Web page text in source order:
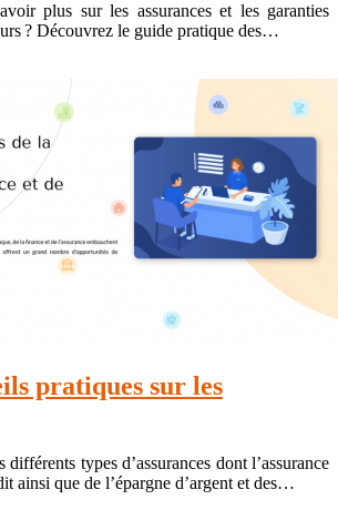
plus sur les assurances et les garanties
? Découvrez le guide pratique des…
pratiques sur les
types d’assurances dont l’assurance
ainsi que de l’épargne d’argent et des…